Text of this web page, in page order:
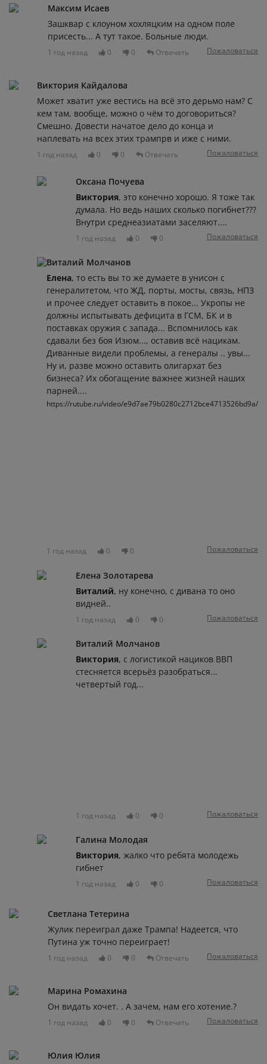
Максим Исаев
Зашквар с клоуном хохляцким на одном поле
присесть... А тут такое. Больные люди.
1 год назад 0 0 Отвечать Пожаловаться
Виктория Кайдалова
Может хватит уже вестись на всё это дерьмо нам? С
кем там, вообще, можно о чём то договориться?
Смешно. Довести начатое дело до конца и
наплевать на всех этих трампрв и иже с ними.
1 год назад 0 0 Отвечать Пожаловаться
Оксана Почуева
Виктория, это конечно хорошо. Я тоже так
думала. Но ведь наших сколько погибнет???
Внутри среднеазиатами заселяют....
1 год назад 0 0 Пожаловаться
Виталий Молчанов
Елена, то есть вы то же думаете в унисон с
генералитетом, что ЖД, порты, мосты, связь, НПЗ
и прочее следует оставить в покое... Укропы не
должны испытывать дефицита в ГСМ, БК и в
поставках оружия с запада... Вспомнилось как
сдавали без боя Изюм..., оставив всё нацикам.
Диванные видели проблемы, а генералы .. увы...
Ну и, разве можно оставить олигархат без
бизнеса? Их обогащение важнее жизней наших
парней....
https://rutube.ru/video/e9d7ae79b0280c2712bce4713526bd9a/
1 год назад 0 0 Пожаловаться
Елена Золотарева
Виталий, ну конечно, с дивана то оно
видней..
1 год назад 0 0 Пожаловаться
Виталий Молчанов
Виктория, с логистикой нациков ВВП
стесняется всерьёз разобраться...
четвертый год...
1 год назад 0 0 Пожаловаться
Галина Молодая
Виктория, жалко что ребята молодежь
гибнет
1 год назад 0 0 Пожаловаться
Светлана Тетерина
Жулик переиграл даже Трампа! Надеется, что
Путина уж точно переиграет!
1 год назад 0 0 Отвечать Пожаловаться
Марина Ромахина
Он видать хочет. . А зачем, нам его хотение.?
1 год назад 0 0 Отвечать Пожаловаться
Юлия Юлия